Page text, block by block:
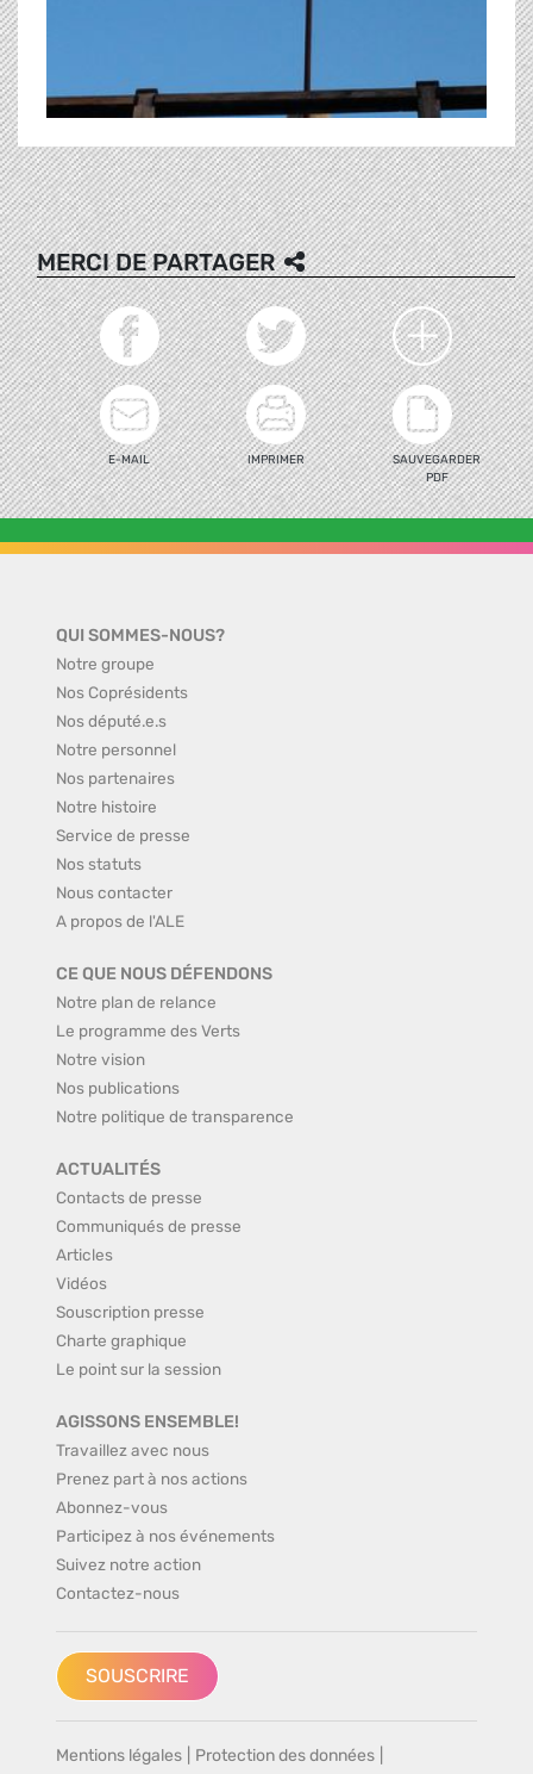
MERCI DE PARTAGER
E-MAIL IMPRIMER
SAUVEGARDER
PDF
QUI SOMMES-NOUS?
Notre groupe
Nos Coprésidents
Nos député.e.s
Notre personnel
Nos partenaires
Notre histoire
Service de presse
Nos statuts
Nous contacter
A propos de l'ALE
CE QUE NOUS DÉFENDONS
Notre plan de relance
Le programme des Verts
Notre vision
Nos publications
Notre politique de transparence
ACTUALITÉS
Contacts de presse
Communiqués de presse
Articles
Vidéos
Souscription presse
Charte graphique
Le point sur la session
AGISSONS ENSEMBLE!
Travaillez avec nous
Prenez part à nos actions
Abonnez-vous
Participez à nos événements
Suivez notre action
Contactez-nous
SOUSCRIRE
Mentions légales Protection des données